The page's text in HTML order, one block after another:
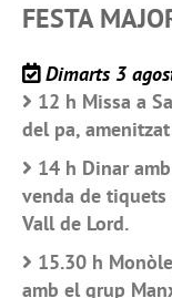
FESTA
Dimarts 3
12 h Missa a
del pa,
14 h Dinar
venda de tiquets
Vall de Lord.
15.30 h
amb el grup